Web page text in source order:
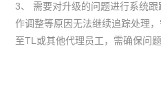
3、 需要对升级的问题进行系统
作调整等原因无法继续追踪处理
至TL或其他代理员工，需确保问